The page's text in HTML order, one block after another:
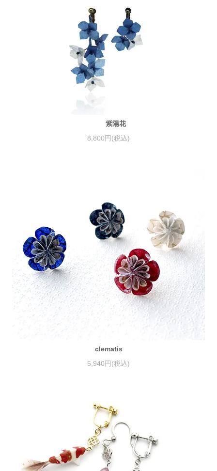
紫陽花
8,800円(税込)
clematis
5,940円(税込)